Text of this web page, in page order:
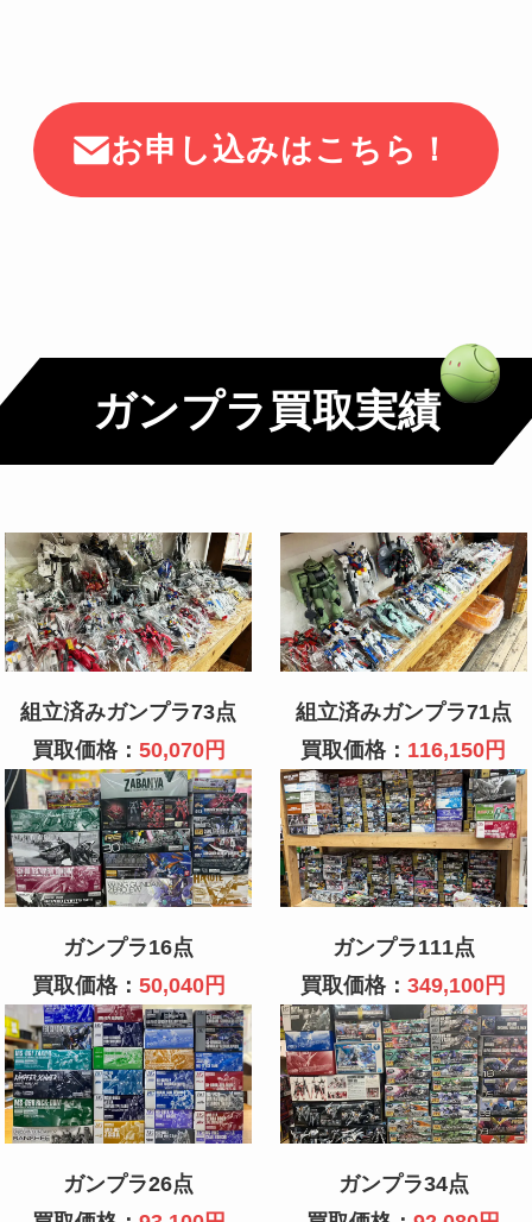
お申し込みはこちら！
ガンプラ買取実績
組立済みガンプラ73点
買取価格： 50,070円
組立済みガンプラ71点
買取価格： 116,150円
ガンプラ16点
買取価格： 50,040円
ガンプラ111点
買取価格：349,100円
ガンプラ26点
ガンプラ34点